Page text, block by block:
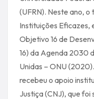
(UFRN). Neste ano,
Instituições Eficazes,
Objetivo 16 de
16) da Agenda 2030
Unidas – ONU
recebeu o apoio
Justiça (CNJ), que